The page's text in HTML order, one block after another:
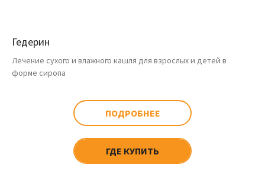
Гедерин
Лечение сухого и влажного кашля для взрослых и детей в
форме сиропа
ПОДРОБНЕЕ
ГДЕ КУПИТЬ